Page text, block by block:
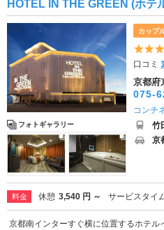
HOTEL IN THE GREEN (ホテ
フォトギャラリー
カップ
口コミ
京都府
075-
コンチ
竹
京
料金 休憩 3,540 円 ～ サービスタイ
京都南インターすぐ横に位置するホテル